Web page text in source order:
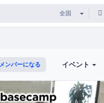
メンバーになる イベント